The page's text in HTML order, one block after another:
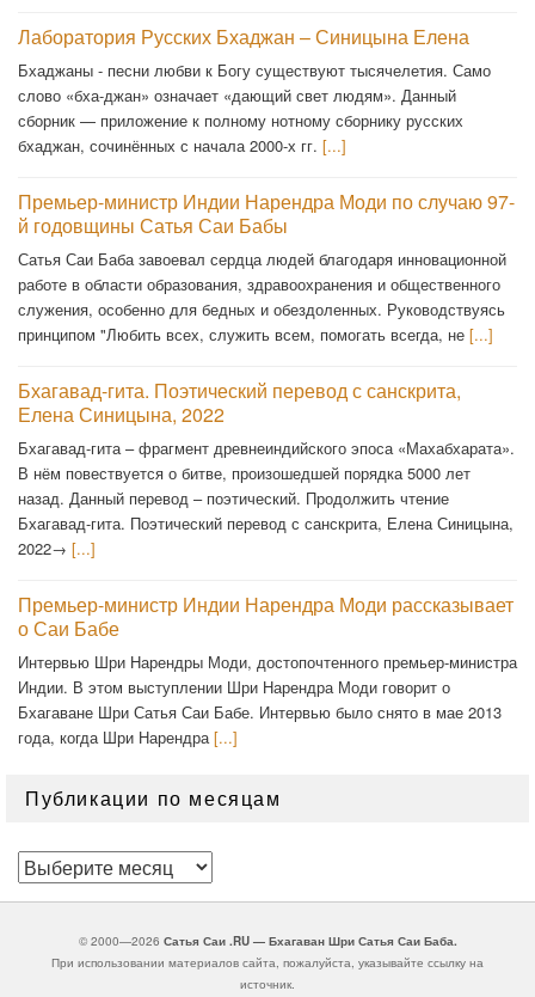
Лаборатория Русских Бхаджан – Синицына Елена
Бхаджаны - песни любви к Богу существуют тысячелетия. Само
слово «бха-джан» означает «дающий свет людям». Данный
сборник — приложение к полному нотному сборнику русских
бхаджан, сочинённых с начала 2000-х гг. [...]
Премьер-министр Индии Нарендра Моди по случаю 97-
й годовщины Сатья Саи Бабы
Сатья Саи Баба завоевал сердца людей благодаря инновационной
работе в области образования, здравоохранения и общественного
служения, особенно для бедных и обездоленных. Руководствуясь
принципом "Любить всех, служить всем, помогать всегда, не [...]
Бхагавад-гита. Поэтический перевод с санскрита,
Елена Синицына, 2022
Бхагавад-гита – фрагмент древнеиндийского эпоса «Махабхарата».
В нём повествуется о битве, произошедшей порядка 5000 лет
назад. Данный перевод – поэтический. Продолжить чтение
Бхагавад-гита. Поэтический перевод с санскрита, Елена Синицына,
2022→ [...]
Премьер-министр Индии Нарендра Моди рассказывает
о Саи Бабе
Интервью Шри Нарендры Моди, достопочтенного премьер-министра
Индии. В этом выступлении Шри Нарендра Моди говорит о
Бхагаване Шри Сатья Саи Бабе. Интервью было снято в мае 2013
года, когда Шри Нарендра [...]
Публикации по месяцам
Публикации
по
© 2000—2026 Сатья Саи .RU — Бхагаван Шри Сатья Саи Баба.
При использовании материалов сайта, пожалуйста, указывайте ссылку на
источник.